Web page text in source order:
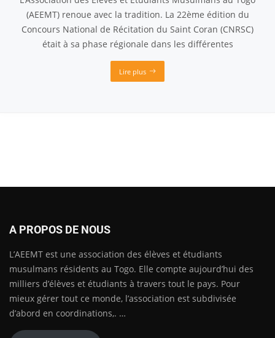
(AEEMT) renoue avec la tradition. La 22ème édition du
Concours National de Récitation du Saint Coran (CNRSC)
était à sa phase régionale dans les différentes
Lire plus
A PROPOS DE NOUS
L’AEEMT est une association des élèves et étudiants
musulmans résidents au Togo. Elle compte aujourd’hui des
milliers d’élèves et étudiants à travers tout le pays. Pour
mieux gérer tout ce monde, l’association est subdivisée
d’abord en coordinations,. …